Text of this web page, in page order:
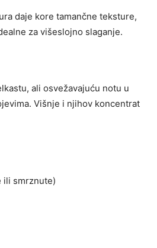
daje kore tamančne teksture,
za višeslojno slaganje.
ali osvežavajuću notu u
Višnje i njihov koncentrat
ili smrznute)